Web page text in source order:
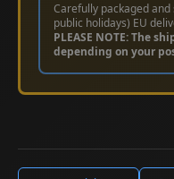
Carefully packaged and
public holidays) EU
PLEASE NOTE: The
depending on your